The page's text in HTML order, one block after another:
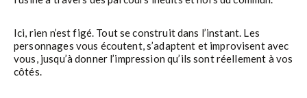
Ici, rien n’est figé. Tout se construit dans l’instant. Les
personnages vous écoutent, s’adaptent et improvisent avec
vous, jusqu’à donner l’impression qu’ils sont réellement à vos
côtés.